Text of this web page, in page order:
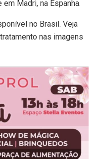
Madri, na Espanha.
no Brasil. Veja
nas imagens